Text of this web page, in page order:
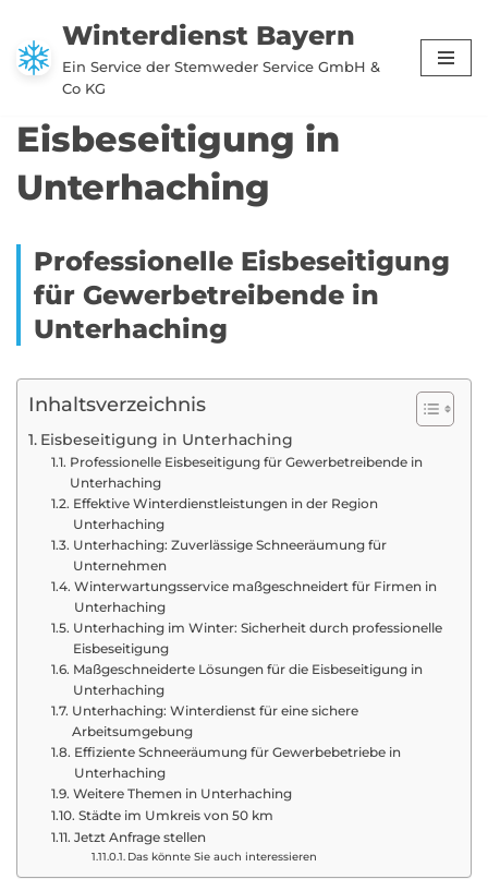
Zum
Inhalt
Winterdienst Bayern
Ein Service der Stemweder Service GmbH &
Co KG
Eisbeseitigung in
Unterhaching
Professionelle Eisbeseitigung
für Gewerbetreibende in
Unterhaching
Inhaltsverzeichnis
Eisbeseitigung in Unterhaching
Professionelle Eisbeseitigung für Gewerbetreibende in
Unterhaching
Effektive Winterdienstleistungen in der Region
Unterhaching
Unterhaching: Zuverlässige Schneeräumung für
Unternehmen
Winterwartungsservice maßgeschneidert für Firmen in
Unterhaching
Unterhaching im Winter: Sicherheit durch professionelle
Eisbeseitigung
Maßgeschneiderte Lösungen für die Eisbeseitigung in
Unterhaching
Unterhaching: Winterdienst für eine sichere
Arbeitsumgebung
Effiziente Schneeräumung für Gewerbebetriebe in
Unterhaching
Weitere Themen in Unterhaching
Städte im Umkreis von 50 km
Jetzt Anfrage stellen
Das könnte Sie auch interessieren